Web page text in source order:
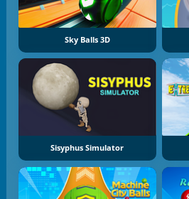
Sky Balls 3D
Sisyphus Simulator